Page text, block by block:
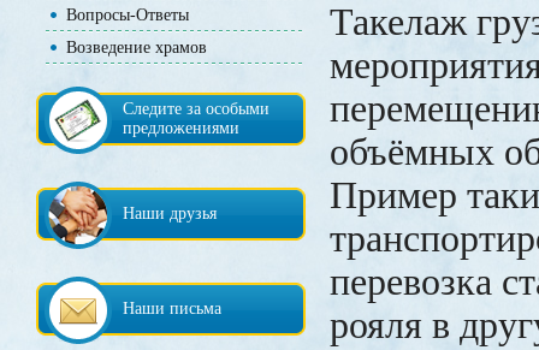
Вопросы-Ответы
Возведение храмов
Следите за особыми
предложениями
Наши друзья
Наши письма
Такелаж
объёмных
Пример
перевозка
рояля в